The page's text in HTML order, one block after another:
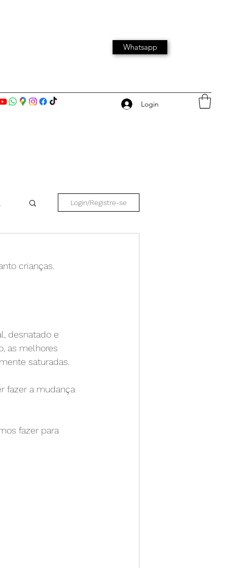
Whatsapp
Login
Login/Registre-se
crianças.
desnatado e
as melhores
saturadas.
fazer a mudança
fazer para